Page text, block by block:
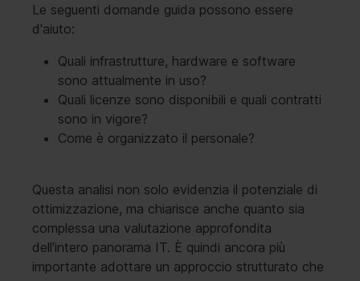
Le seguenti domande guida possono essere
d'aiuto:
Quali infrastrutture, hardware e software
sono attualmente in uso?
Quali licenze sono disponibili e quali contratti
sono in vigore?
Come è organizzato il personale?
Questa analisi non solo evidenzia il potenziale di
ottimizzazione, ma chiarisce anche quanto sia
complessa una valutazione approfondita
dell'intero panorama IT. È quindi ancora più
importante adottare un approccio strutturato che